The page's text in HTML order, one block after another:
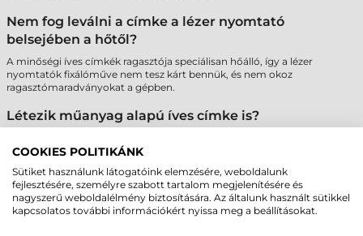
Nem fog leválni a címke a lézer nyomtató
belsejében a hőtől?
A minőségi íves címkék ragasztója speciálisan hőálló, így a lézer
nyomtatók fixálóműve nem tesz kárt bennük, és nem okoz
ragasztómaradványokat a gépben.
Létezik műanyag alapú íves címke is?
szakadásbiztosak és vízállóak, így tartósabb jelölést tesznek lehetővé
Miért fontos az A4-es ívek szélein lévő biztonsági
sáv?
COOKIES POLITIKÁNK
Sütiket használunk látogatóink elemzésére, weboldalunk
fejlesztésére, személyre szabott tartalom megjelenítésére és
nagyszerű weboldalélmény biztosítására. Az általunk használt sütikkel
kapcsolatos további információkért nyissa meg a beállításokat.